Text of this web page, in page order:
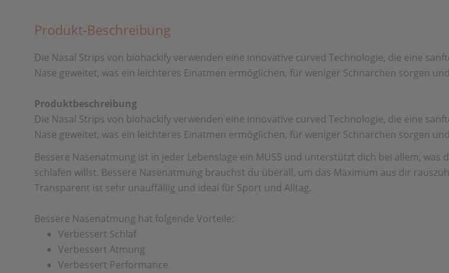
Produkt-Beschreibung
Die Nasal Strips von biohackify verwenden eine innovative curved Technologie, die eine
Nase geweitet, was ein leichteres Einatmen ermöglichen, für weniger Schnarchen sorgen
Produktbeschreibung
Die Nasal Strips von biohackify verwenden eine innovative curved Technologie, die eine
Nase geweitet, was ein leichteres Einatmen ermöglichen, für weniger Schnarchen sorgen
Bessere Nasenatmung ist in jeder Lebenslage ein MUSS und unterstützt dich bei allem,
schlafen willst. Bessere Nasenatmung brauchst du überall, um das Maximum aus dir
Transparent ist sehr unauffällig und ideal für Sport und Alltag.
Bessere Nasenatmung hat folgende Vorteile:
Verbessert Schlaf
Verbessert Atmung
Verbessert Performance